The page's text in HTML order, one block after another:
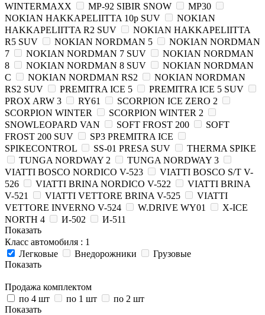
WINTERMAXX
MP-92 SIBIR SNOW
MP30
NOKIAN HAKKAPELIITTA 10p SUV
NOKIAN
HAKKAPELIITTA R2 SUV
NOKIAN HAKKAPELIITTA
R5 SUV
NOKIAN NORDMAN 5
NOKIAN NORDMAN
7
NOKIAN NORDMAN 7 SUV
NOKIAN NORDMAN
8
NOKIAN NORDMAN 8 SUV
NOKIAN NORDMAN
C
NOKIAN NORDMAN RS2
NOKIAN NORDMAN
RS2 SUV
PREMITRA ICE 5
PREMITRA ICE 5 SUV
PROX ARW 3
RY61
SCORPION ICE ZERO 2
SCORPION WINTER
SCORPION WINTER 2
SNOWLEOPARD VAN
SOFT FROST 200
SOFT
FROST 200 SUV
SP3 PREMITRA ICE
SPIKECONTROL
SS-01 PRESA SUV
THERMA SPIKE
TUNGA NORDWAY 2
TUNGA NORDWAY 3
VIATTI BOSCO NORDICO V-523
VIATTI BOSCO S/T V-
526
VIATTI BRINA NORDICO V-522
VIATTI BRINA
V-521
VIATTI VETTORE BRINA V-525
VIATTI
VETTORE INVERNO V-524
W.DRIVE WY01
X-ICE
NORTH 4
И-502
И-511
Показать
Класс автомобиля : 1
Легковые
Внедорожники
Грузовые
Показать
Продажа комплектом
по 4 шт
по 1 шт
по 2 шт
Показать